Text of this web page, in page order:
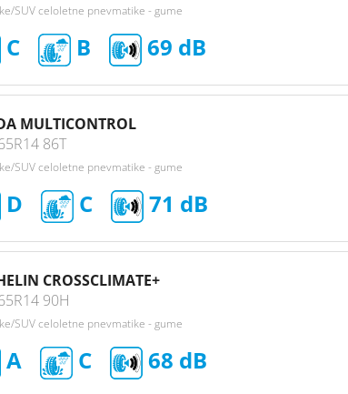
SUV celoletne pnevmatike - gume
C B 69
MULTICONTROL
86T
SUV celoletne pnevmatike - gume
D C 71
CROSSCLIMATE+
90H
SUV celoletne pnevmatike - gume
A C 68